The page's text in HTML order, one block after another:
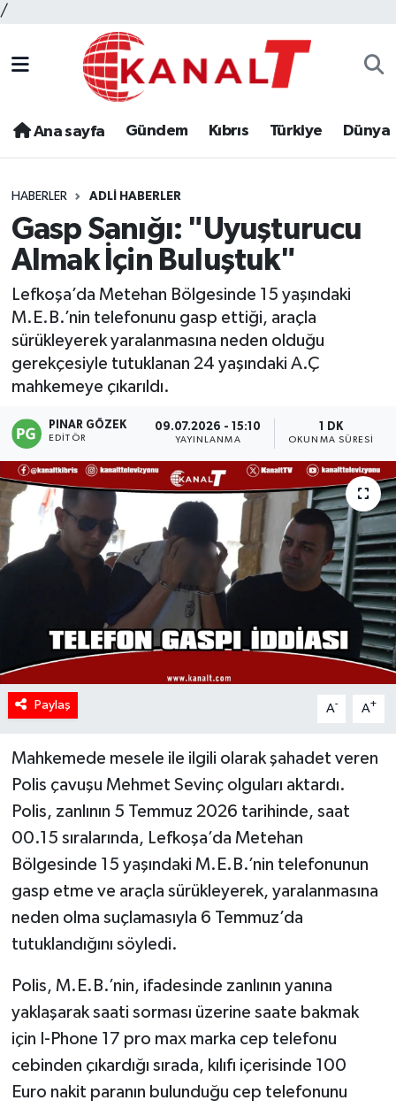
/
Ana sayfa Gündem Kıbrıs Türkiye Dünya
HABERLER ADLI HABERLER
Gasp Sanığı: "Uyuşturucu
Almak İçin Buluştuk"
Lefkoşa’da Metehan Bölgesinde 15 yaşındaki
M.E.B.’nin telefonunu gasp ettiği, araçla
sürükleyerek yaralanmasına neden olduğu
gerekçesiyle tutuklanan 24 yaşındaki A.Ç
mahkemeye çıkarıldı.
PINAR GÖZEK
EDITÖR
09.07.2026 - 15:10
YAYINLANMA
1 DK
OKUNMA SÜRESI
Paylaş A- A+
Mahkemede mesele ile ilgili olarak şahadet veren
Polis çavuşu Mehmet Sevinç olguları aktardı.
Polis, zanlının 5 Temmuz 2026 tarihinde, saat
00.15 sıralarında, Lefkoşa’da Metehan
Bölgesinde 15 yaşındaki M.E.B.’nin telefonunun
gasp etme ve araçla sürükleyerek, yaralanmasına
neden olma suçlamasıyla 6 Temmuz’da
tutuklandığını söyledi.
Polis, M.E.B.’nin, ifadesinde zanlının yanına
yaklaşarak saati sorması üzerine saate bakmak
için I-Phone 17 pro max marka cep telefonu
cebinden çıkardığı sırada, kılıfı içerisinde 100
Euro nakit paranın bulunduğu cep telefonunu